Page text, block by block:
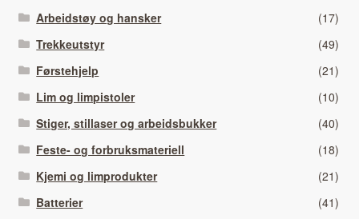
Arbeidstøy og hansker
(17)
Trekkeutstyr
(49)
Førstehjelp
(21)
Lim og limpistoler
(10)
Stiger, stillaser og arbeidsbukker
(40)
Feste- og forbruksmateriell
(18)
Kjemi og limprodukter
(21)
Batterier
(41)